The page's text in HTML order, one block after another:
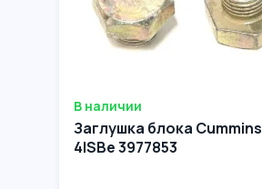
В наличии
Заглушка блока Cummins
4ISBе 3977853